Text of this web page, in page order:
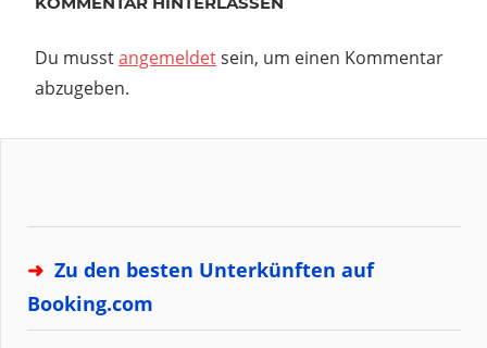
Du musstangemeldetsein, um einen Kommentar
abzugeben.
➜ Zu den besten Unterkünften auf
Booking.com